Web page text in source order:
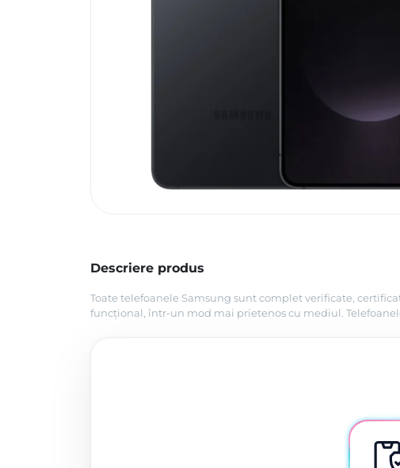
Descriere produs
Toate telefoanele Samsung sunt complet verificate,
funcțional, într-un mod mai prietenos cu mediul.